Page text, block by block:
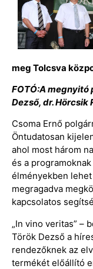
meg Tolcsva
FOTÓ:A megnyitó
Dezső, dr. Hörcsik
Csoma Ernő
Öntudatosan
ahol most három
és a
élményekben
megragadva
kapcsolatos
„In vino veritas” –
Török Dezső a
rendezőknek az
termékét előállító